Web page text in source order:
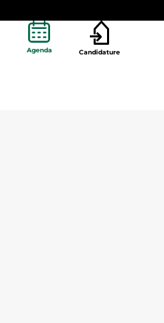
Agenda Candidature